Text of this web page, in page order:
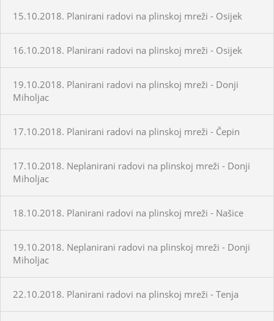
15.10.2018. Planirani radovi na plinskoj mreži - Osijek
16.10.2018. Planirani radovi na plinskoj mreži - Osijek
19.10.2018. Planirani radovi na plinskoj mreži - Donji
Miholjac
17.10.2018. Planirani radovi na plinskoj mreži - Čepin
17.10.2018. Neplanirani radovi na plinskoj mreži - Donji
Miholjac
18.10.2018. Planirani radovi na plinskoj mreži - Našice
19.10.2018. Neplanirani radovi na plinskoj mreži - Donji
Miholjac
22.10.2018. Planirani radovi na plinskoj mreži - Tenja